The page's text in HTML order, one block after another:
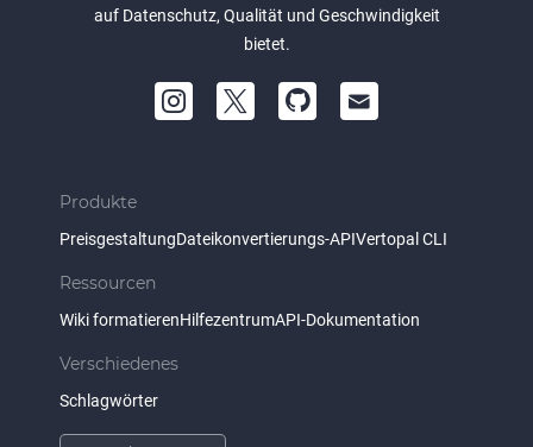
auf Datenschutz, Qualität und Geschwindigkeit
bietet.
Produkte
PreisgestaltungDateikonvertierungs-APIVertopal CLI
Ressourcen
Wiki formatierenHilfezentrumAPI-Dokumentation
Verschiedenes
Schlagwörter